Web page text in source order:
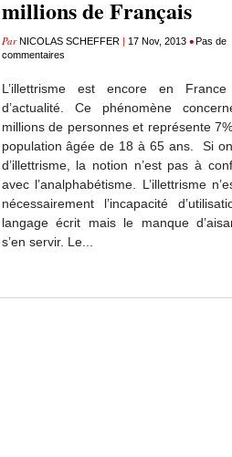
millions de Français
ParNICOLAS SCHEFFER| 17 Nov, 2013 •Pas de
commentaires
L’illettrisme est encore en
d’actualité. Ce phénomène
millions de personnes et représente
population âgée de 18 à 65 ans. Si
d’illettrisme, la notion n’est pas à
avec l’analphabétisme. L’illettrisme
nécessairement l’incapacité
langage écrit mais le manque
s’en servir. Le...